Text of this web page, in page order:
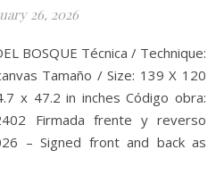
26, 2026
Tamaño / Size: 139 X 120
x 47.2 in inches Código obra:
Firmada frente y reverso
– Signed front and back as